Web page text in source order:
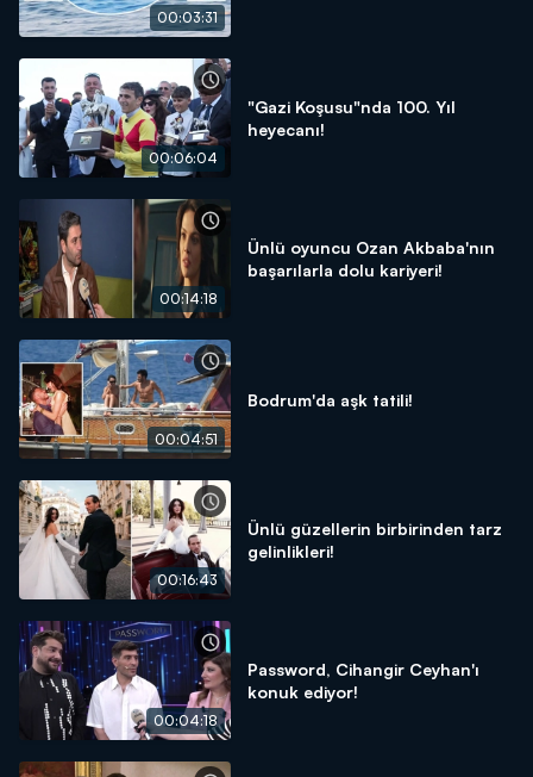
00:03:31
00:06:04
"Gazi Koşusu"nda 100. Yıl
heyecanı!
00:14:18
Ünlü oyuncu Ozan Akbaba'nın
başarılarla dolu kariyeri!
00:04:51
Bodrum'da aşk tatili!
00:16:43
Ünlü güzellerin birbirinden tarz
gelinlikleri!
00:04:18
Password, Cihangir Ceyhan'ı
konuk ediyor!